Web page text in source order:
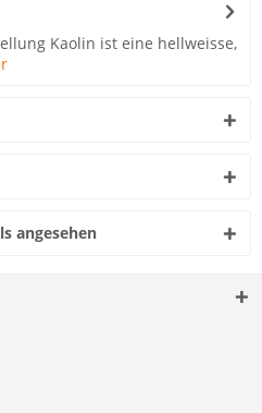
Kaolin ist eine hellweisse,
angesehen